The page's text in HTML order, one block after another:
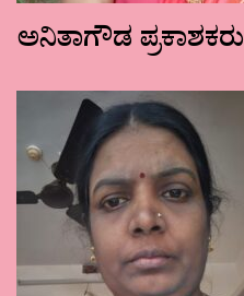
ಅನಿತಾಗೌಡ ಪ್ರಕಾಶಕರು